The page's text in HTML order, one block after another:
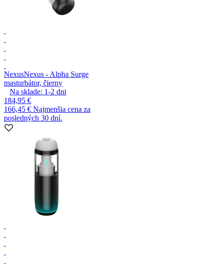
NexusNexus - Alpha Surge
masturbátor, čierny
Na sklade: 1-2 dni
184,95 €
166,45 € Najmenšia cena za
posledných 30 dní.